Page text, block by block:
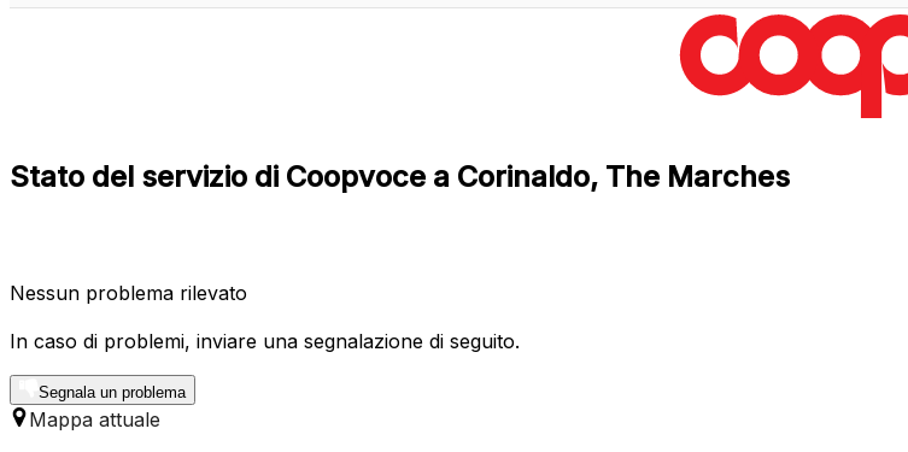
Stato del servizio di Coopvoce a Corinaldo, The Marches
Nessun problema rilevato
In caso di problemi, inviare una segnalazione di seguito.
Segnala un problema
Mappa attuale